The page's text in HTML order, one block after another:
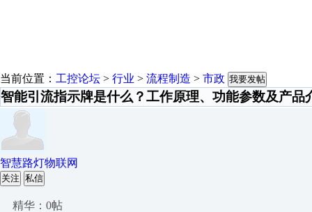
当前位置： 工控论坛 > 行业 > 流程制造 > 市政 我要发帖
智能引流指示牌是什么？工作原理、功能参数及产品
智慧路灯物联网
关注 私信
精华：0帖